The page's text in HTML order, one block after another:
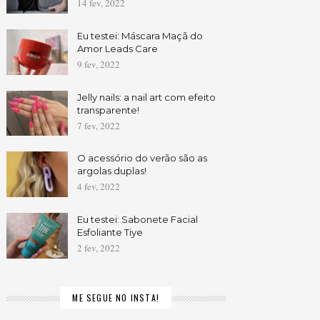
14 fev, 2022
Eu testei: Máscara Maçã do
Amor Leads Care
9 fev, 2022
Jelly nails: a nail art com efeito
transparente!
7 fev, 2022
O acessório do verão são as
argolas duplas!
4 fev, 2022
Eu testei: Sabonete Facial
Esfoliante Tiye
2 fev, 2022
ME SEGUE NO INSTA!